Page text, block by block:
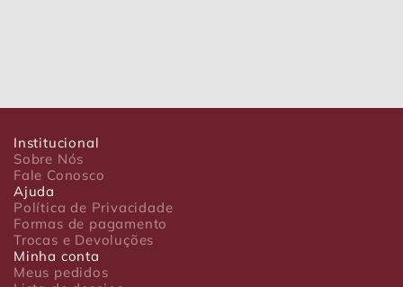
Institucional
Sobre Nós
Fale Conosco
Ajuda
Política de Privacidade
Formas de pagamento
Trocas e Devoluções
Minha conta
Meus pedidos